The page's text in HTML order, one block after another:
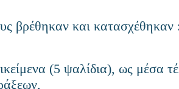
βρέθηκαν και κατασχέθηκαν
(5 ψαλίδια), ως μέσα